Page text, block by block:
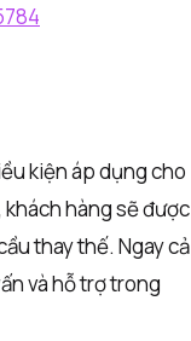
kiện áp dụng cho
hàng sẽ được
thay thế. Ngay cả
và hỗ trợ trong